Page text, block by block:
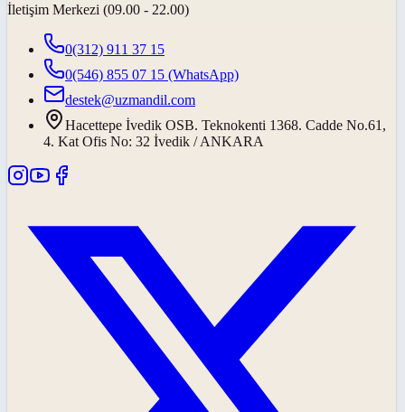
İletişim Merkezi (09.00 - 22.00)
0(312) 911 37 15
0(546) 855 07 15 (WhatsApp)
destek@uzmandil.com
Hacettepe İvedik OSB. Teknokenti 1368. Cadde No.61,
4. Kat Ofis No: 32 İvedik / ANKARA